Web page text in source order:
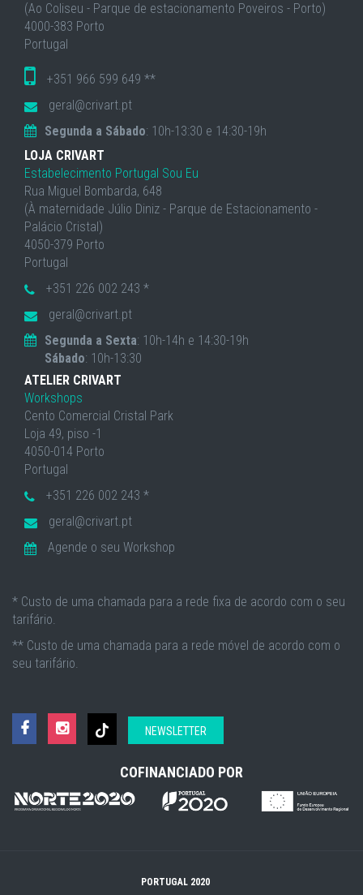
(Ao Coliseu - Parque de estacionamento Poveiros - Porto)
4000-383 Porto
Portugal
+351 966 599 649 **
geral@crivart.pt
Segunda a Sábado: 10h-13:30 e 14:30-19h
LOJA CRIVART
Estabelecimento Portugal Sou Eu
Rua Miguel Bombarda, 648
(À maternidade Júlio Diniz - Parque de Estacionamento -
Palácio Cristal)
4050-379 Porto
Portugal
+351 226 002 243 *
geral@crivart.pt
Segunda a Sexta: 10h-14h e 14:30-19h
Sábado: 10h-13:30
ATELIER CRIVART
Workshops
Cento Comercial Cristal Park
Loja 49, piso -1
4050-014 Porto
Portugal
+351 226 002 243 *
geral@crivart.pt
Agende o seu Workshop
* Custo de uma chamada para a rede fixa de acordo com o seu
tarifário.
** Custo de uma chamada para a rede móvel de acordo com o
seu tarifário.
NEWSLETTER
COFINANCIADO POR
PORTUGAL 2020